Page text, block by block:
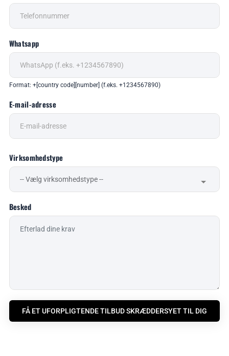
Whatsapp
Format: +[country code][number] (f.eks. +1234567890)
E-mail-adresse
Virksomhedstype
Besked
FÅ ET UFORPLIGTENDE TILBUD SKRÆDDERSYET TIL DIG